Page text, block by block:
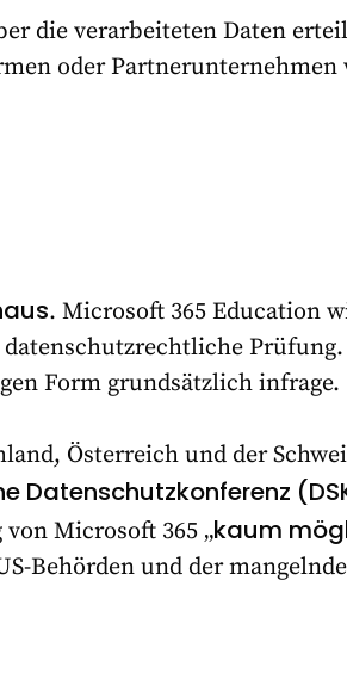
die verarbeiteten Daten
oder Partnerunternehmen
. Microsoft 365 Education
Form grundsätzlich infrage.
Österreich und der
Datenschutzkonferenz
Microsoft 365 „kaum
Behörden und der